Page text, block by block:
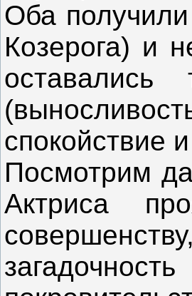
Оба
Козерога) и
спокойствие
Посмотрим
Актриса